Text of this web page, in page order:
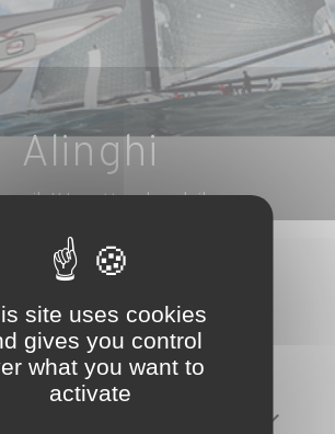
Alinghi
Lunettes de soleil
site uses cookies
gives you control
what you want to
activate